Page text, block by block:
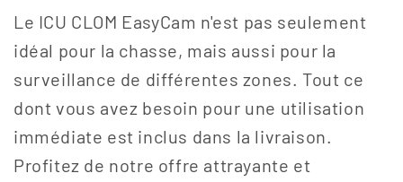
Le ICU CLOM EasyCam n'est pas seulement
idéal pour la chasse, mais aussi pour la
surveillance de différentes zones. Tout ce
dont vous avez besoin pour une utilisation
immédiate est inclus dans la livraison.
Profitez de notre offre attrayante et